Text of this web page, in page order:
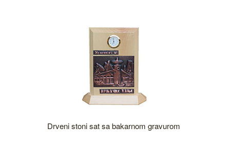
Drveni stoni sat sa bakarnom gravurom